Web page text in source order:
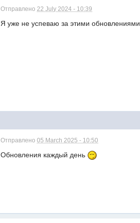
Отправлено22 July 2024 - 10:39
Я уже не успеваю за этими обновлениями.
Отправлено05 March 2025 - 10:50
Обновления каждый день